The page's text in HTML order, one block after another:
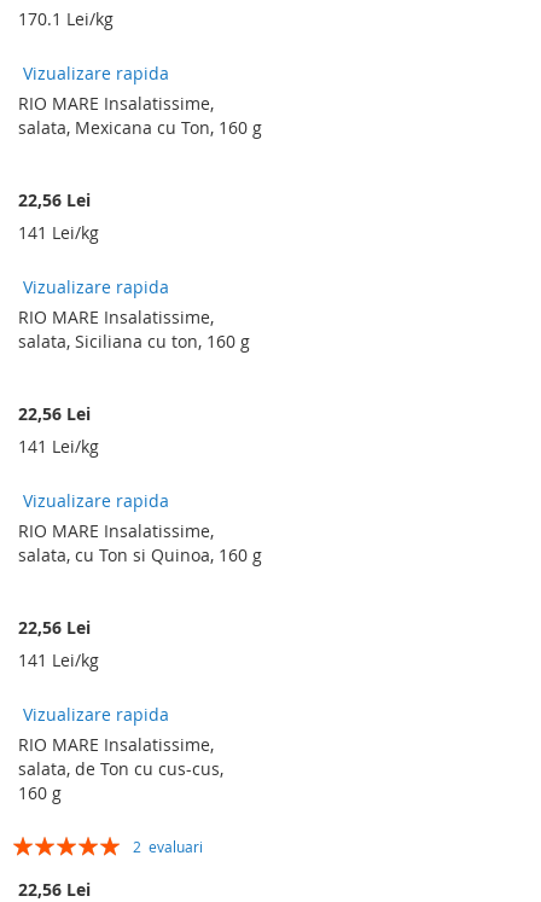
170.1 Lei/kg
Vizualizare rapida
RIO MARE Insalatissime,
salata, Mexicana cu Ton, 160 g
22,56 Lei
141 Lei/kg
Vizualizare rapida
RIO MARE Insalatissime,
salata, Siciliana cu ton, 160 g
22,56 Lei
141 Lei/kg
Vizualizare rapida
RIO MARE Insalatissime,
salata, cu Ton si Quinoa, 160 g
22,56 Lei
141 Lei/kg
Vizualizare rapida
RIO MARE Insalatissime,
salata, de Ton cu cus-cus,
160 g
Rating:
2 evaluari
22,56 Lei